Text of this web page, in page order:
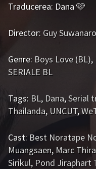
Muzică
RECOMANDĂRI
ALĂTURĂ-TE
Contul meu
Traducerea: Dana 🩷
Director: Guy
Genre: Boys Love (BL),
SERIALE BL
Tags: BL, Dana,Serial
Thailanda, UNCUT,
Cast: Best Noratape
Muangsaen, Marc
Sirikul, Pond Jiraphart